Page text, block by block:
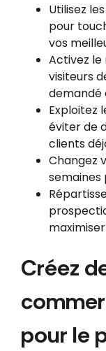
Utilisez
pour
vos
Activez
visiteurs
demandé
Exploitez
éviter de
clients
Changez
Créez
pour le